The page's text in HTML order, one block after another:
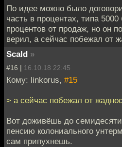
По идее можно было
часть в процентах, типа
процентов от продаж, но он
верил, а сейчас побежал от
Scald »
#16 | 16.10.18 22:45
Кому: linkorus, #15
> а сейчас побежал от
Вот доживёшь до
пенсию колониального
сам припухнешь.